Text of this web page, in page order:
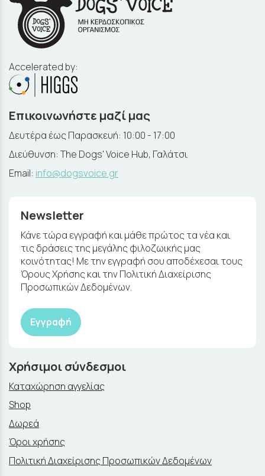
Accelerated by:
Επικοινωνήστε μαζί μας
Δευτέρα έως Παρασκευή: 10:00 - 17:00
Διεύθυνση: The Dogs' Voice Hub, Γαλάτσι
Email: info@dogsvoice.gr
Newsletter
Κάνε τώρα εγγραφή και μάθε πρώτος τα νέα και
τις δράσεις της μεγάλης φιλοζωικής μας
κοινότητας! Με την εγγραφή σου αποδέχεσαι τους
Όρους Χρήσης και την Πολιτική Διαχείρισης
Προσωπικών Δεδομένων.
Εγγραφή
Χρήσιμοι σύνδεσμοι
Καταχώρηση αγγελίας
Shop
Δωρεά
Όροι χρήσης
Πολιτική Διαχείρισης Προσωπικών Δεδομένων